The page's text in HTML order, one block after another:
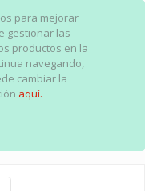
para mejorar
gestionar las
productos en la
navegando,
cambiar la
aquí.